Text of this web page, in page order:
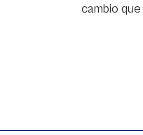
cambio